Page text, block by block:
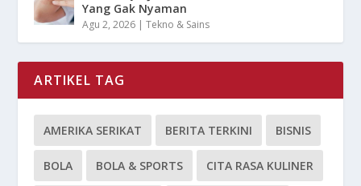
Yang Gak Nyaman
Agu 2, 2026 |Tekno & Sains
ARTIKEL TAG
AMERIKA SERIKAT BERITA TERKINI BISNIS
BOLA BOLA & SPORTS CITA RASA KULINER